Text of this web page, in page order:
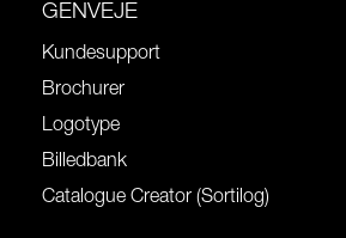
GENVEJE
Kundesupport
Brochurer
Logotype
Billedbank
Catalogue Creator (Sortilog)